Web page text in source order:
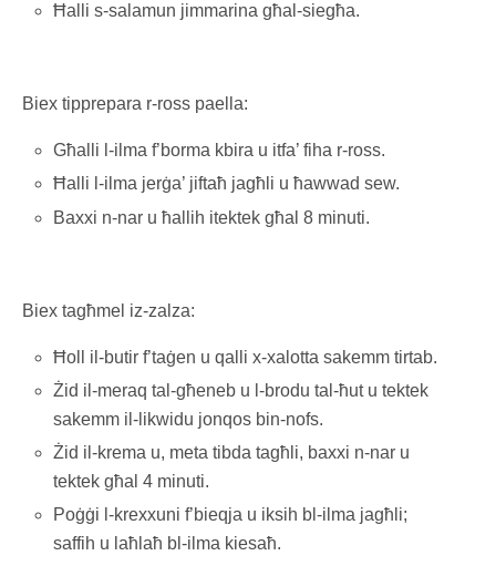
Ħalli s-salamun jimmarina għal-siegħa.
Biex tipprepara r-ross paella:
Għalli l-ilma f’borma kbira u itfa’ fiha r-ross.
Ħalli l-ilma jerġa’ jiftaħ jagħli u ħawwad sew.
Baxxi n-nar u ħallih itektek għal 8 minuti.
Biex tagħmel iz-zalza:
Ħoll il-butir f’taġen u qalli x-xalotta sakemm tirtab.
Żid il-meraq tal-għeneb u l-brodu tal-ħut u tektek
sakemm il-likwidu jonqos bin-nofs.
Żid il-krema u, meta tibda tagħli, baxxi n-nar u
tektek għal 4 minuti.
Poġġi l-krexxuni f’bieqja u iksih bl-ilma jagħli;
saffih u laħlaħ bl-ilma kiesaħ.